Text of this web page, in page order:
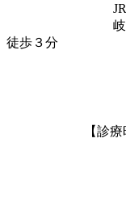
JR岐阜駅
岐阜バス・
徒歩３分
【診療時間
午後４